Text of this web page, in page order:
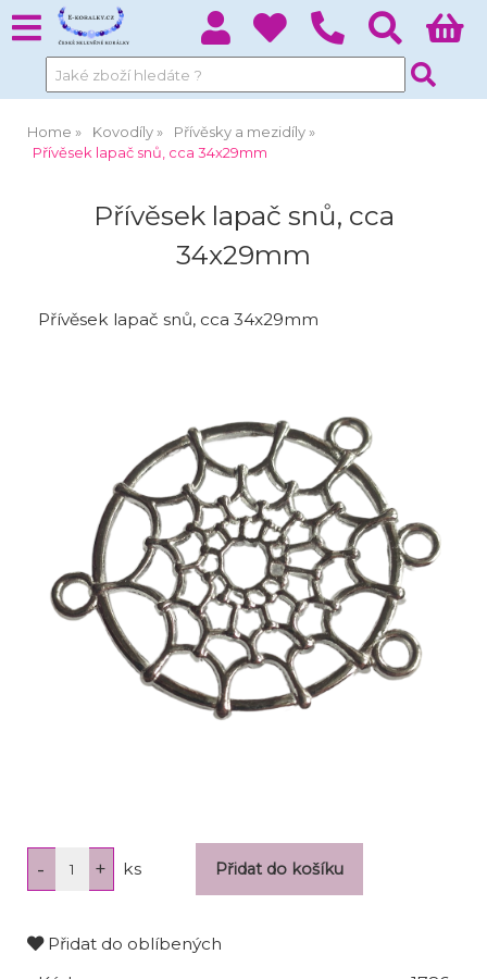
Home Kovodíly
Přívěsky a mezidíly
Přívěsek lapač snů, cca 34x29mm
Přívěsek lapač snů, cca
34x29mm
Přívěsek lapač snů, cca 34x29mm
ks
Přidat do oblíbených